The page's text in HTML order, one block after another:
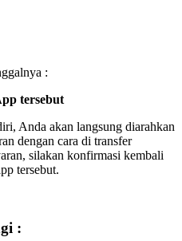
:
tersebut
Anda akan langsung diarahkan
dengan cara di transfer
silakan konfirmasi kembali
tersebut.
: